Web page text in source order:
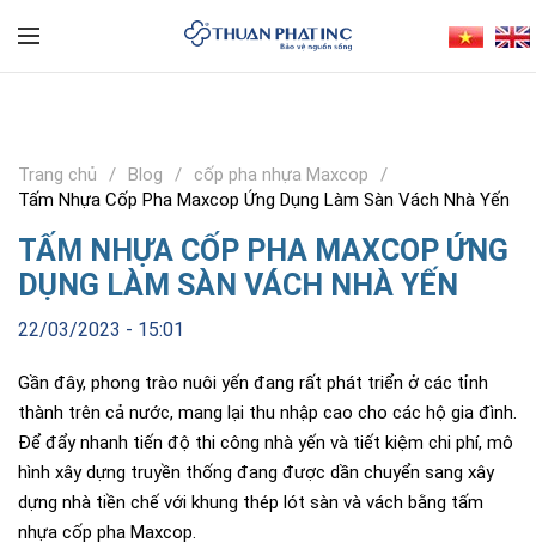
Trang chủ Blog
cốp pha nhựa Maxcop
Tấm Nhựa Cốp Pha Maxcop Ứng Dụng Làm Sàn Vách Nhà Yến
TẤM NHỰA CỐP PHA MAXCOP ỨNG
DỤNG LÀM SÀN VÁCH NHÀ YẾN
22/03/2023 - 15:01
Gần đây, phong trào nuôi yến đang rất phát triển ở các tỉnh
thành trên cả nước, mang lại thu nhập cao cho các hộ gia đình.
Để đẩy nhanh tiến độ thi công nhà yến và tiết kiệm chi phí, mô
hình xây dựng truyền thống đang được dần chuyển sang xây
dựng nhà tiền chế với khung thép lót sàn và vách bằng tấm
nhựa cốp pha Maxcop.